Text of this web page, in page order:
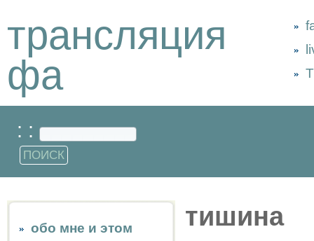
трансляция
фа
: :
обо мне и этом
тишина